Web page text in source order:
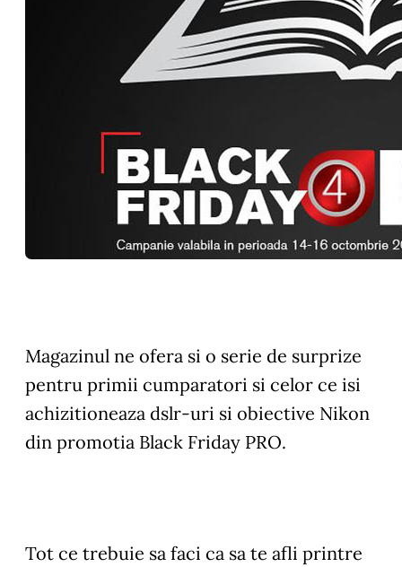
Magazinul ne ofera si o serie de surprize
pentru primii cumparatori si celor ce isi
achizitioneaza dslr-uri si obiective Nikon
din promotia Black Friday PRO.
Tot ce trebuie sa faci ca sa te afli printre